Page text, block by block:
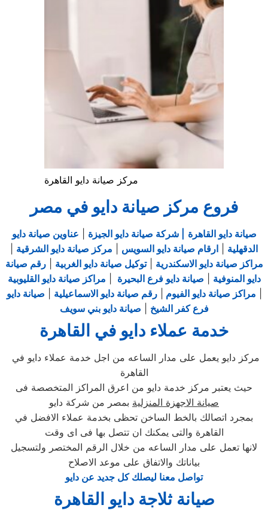
مركز صيانة دايو القاهرة
فروع مركز صيانة دايو في مصر
صيانة دايو القاهرة | شركة صيانة دايو الجيزة
عناوين صيانة دايو
الدقهلية
ارقام صيانة دايو السويس مركز صيانة دايو الشرقية
مراكز صيانة دايو الاسكندرية |توكيل صيانة دايو الغربية |رقم صيانة
دايو المنوفية
صيانة دايو فرع البحيرة
مراكز صيانة دايو القليوبية
مراكز صيانة دايو الفيوم |رقم صيانة دايو الاسماعيلية
صيانة دايو
فرع كفر الشيخ
صيانة دايو بني سويف
خدمة عملاء دايو في القاهرة
القاهرة
حيث يعتبر مركز خدمة دايو من اعرق المراكز المتخصصة فى
صيانة الاجهزة المنزلية بمصر من شركة دايو
بمجرد اتصالك بالخط الساخن تحظى بخدمة عملاء الافضل في
القاهرة والتى يمكنك ان تتصل بها فى اى وقت
لانها تعمل على مدار الساعه من خلال الرقم المختصر ولتسجيل
بياناتك والاتفاق على موعد الاصلاح
تواصل معنا ليصلك كل جديد عن دايو
صيانة ثلاجة دايو القاهرة